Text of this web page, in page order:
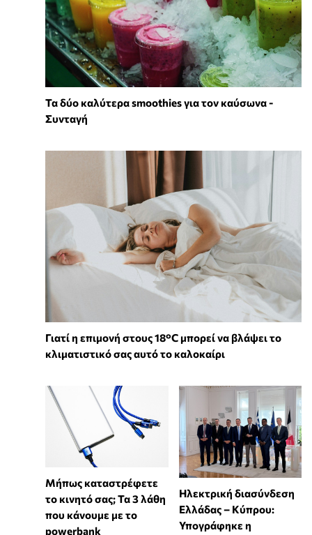
Τα δύο καλύτερα smoothies για τον καύσωνα -
Συνταγή
Γιατί η επιμονή στους 18°C μπορεί να βλάψει το
κλιματιστικό σας αυτό το καλοκαίρι
Μήπως καταστρέφετε
το κινητό σας; Τα 3 λάθη
που κάνουμε με το
powerbank
Ηλεκτρική διασύνδεση
Ελλάδας – Κύπρου:
Υπογράφηκε η